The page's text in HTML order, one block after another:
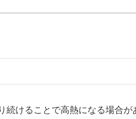
けることで高熱になる場合が